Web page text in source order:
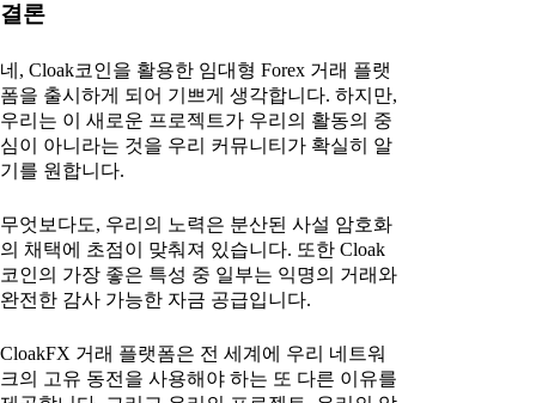
결론
네, Cloak코인을 활용한 임대형 Forex 거래 플랫
폼을 출시하게 되어 기쁘게 생각합니다. 하지만,
우리는 이 새로운 프로젝트가 우리의 활동의 중
심이 아니라는 것을 우리 커뮤니티가 확실히 알
기를 원합니다.
무엇보다도, 우리의 노력은 분산된 사설 암호화
의 채택에 초점이 맞춰져 있습니다. 또한 Cloak
코인의 가장 좋은 특성 중 일부는 익명의 거래와
완전한 감사 가능한 자금 공급입니다.
CloakFX 거래 플랫폼은 전 세계에 우리 네트워
크의 고유 동전을 사용해야 하는 또 다른 이유를